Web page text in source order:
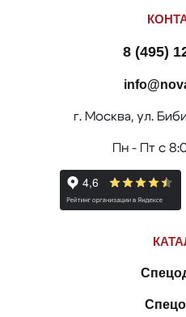
8 (495)
г. Москва, ул.
Пн - Пт с